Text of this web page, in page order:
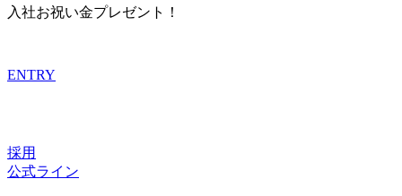
入社お祝い金プレゼント！
ENTRY
採用
公式ライン